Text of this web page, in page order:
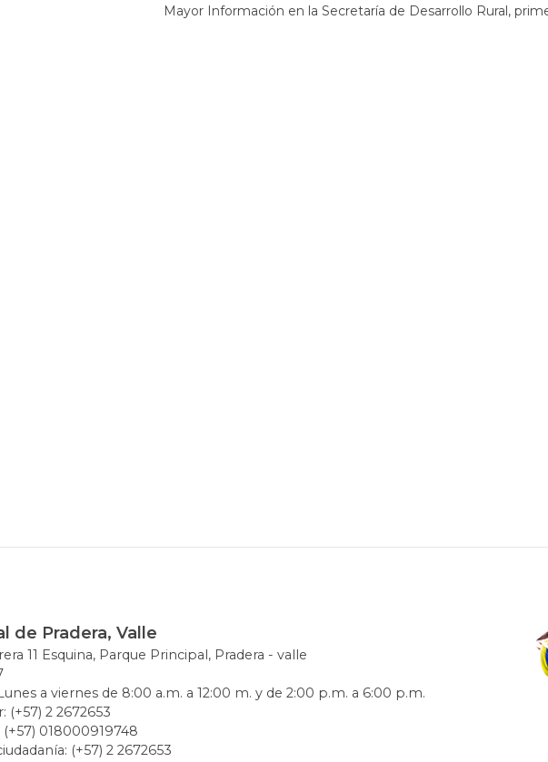
Mayor Información en la Secretaría de Desarrollo Rural,
de Pradera, Valle
11 Esquina, Parque Principal, Pradera - valle
a viernes de 8:00 a.m. a 12:00 m. y de 2:00 p.m. a 6:00 p.m.
2 2672653
018000919748
(+57) 2 2672653